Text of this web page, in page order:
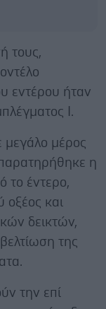
τους,
εντέρου ήταν
Ι.
μεγάλο μέρος
η
το έντερο,
και
δεικτών,
της
την επί